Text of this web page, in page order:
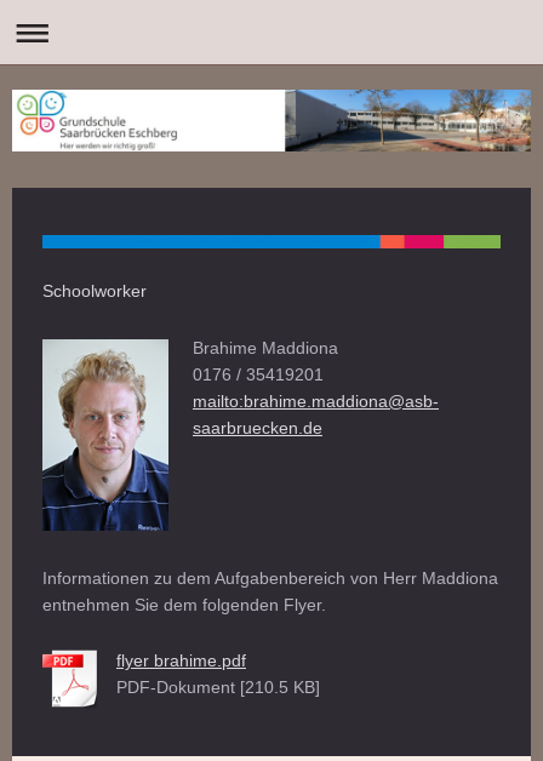
Schoolworker
Brahime Maddiona
0176 / 35419201
mailto:brahime.maddiona@asb-
saarbruecken.de
Informationen zu dem Aufgabenbereich von Herr Maddiona
entnehmen Sie dem folgenden Flyer.
flyer brahime.pdf
PDF-Dokument [210.5 KB]